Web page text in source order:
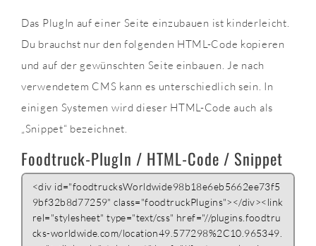
Das PlugIn auf einer Seite einzubauen ist kinderleicht.
Du brauchst nur den folgenden HTML-Code kopieren
und auf der gewünschten Seite einbauen. Je nach
verwendetem CMS kann es unterschiedlich sein. In
einigen Systemen wird dieser HTML-Code auch als
„Snippet“ bezeichnet.
Foodtruck-PlugIn / HTML-Code / Snippet